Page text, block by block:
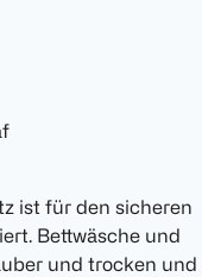
ist für den sicheren
Bettwäsche und
und trocken und